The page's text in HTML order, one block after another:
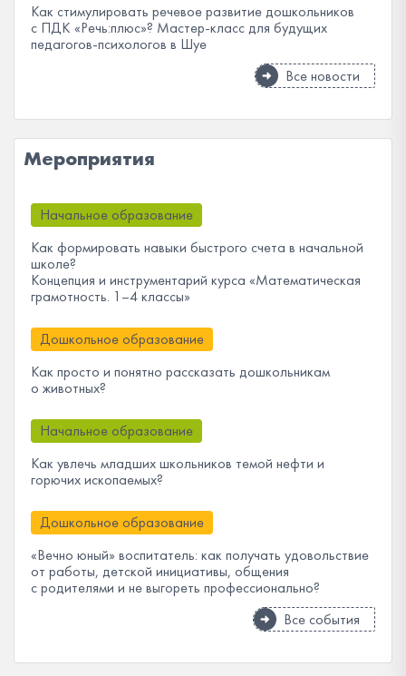
Как стимулировать речевое развитие дошкольников
с ПДК «Речь:плюс»? Мастер-класс для будущих
педагогов-психологов в Шуе
Все новости
Мероприятия
Начальное образование
Как формировать навыки быстрого счета в начальной
школе?
Концепция и инструментарий курса «Математическая
грамотность. 1–4 классы»
Дошкольное образование
Как просто и понятно рассказать дошкольникам
о животных?
Начальное образование
Как увлечь младших школьников темой нефти и
горючих ископаемых?
Дошкольное образование
«Вечно юный» воспитатель: как получать удовольствие
от работы, детской инициативы, общения
с родителями и не выгореть профессионально?
Все события